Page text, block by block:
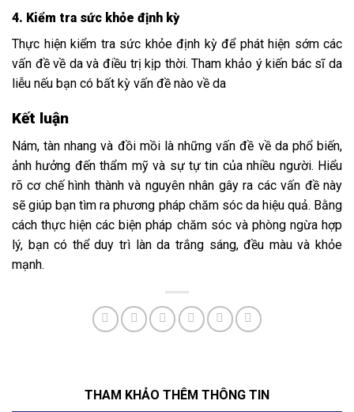
4. Kiểm tra sức khỏe định kỳ
Thực hiện kiểm tra sức khỏe định kỳ để phát hiện sớm các
vấn đề về da và điều trị kịp thời. Tham khảo ý kiến bác sĩ da
liễu nếu bạn có bất kỳ vấn đề nào về da
Kết luận
Nám, tàn nhang và đồi mồi là những vấn đề về da phổ biến,
ảnh hưởng đến thẩm mỹ và sự tự tin của nhiều người. Hiểu
rõ cơ chế hình thành và nguyên nhân gây ra các vấn đề này
sẽ giúp bạn tìm ra phương pháp chăm sóc da hiệu quả. Bằng
cách thực hiện các biện pháp chăm sóc và phòng ngừa hợp
lý, bạn có thể duy trì làn da trắng sáng, đều màu và khỏe
mạnh.
THAM KHẢO THÊM THÔNG TIN